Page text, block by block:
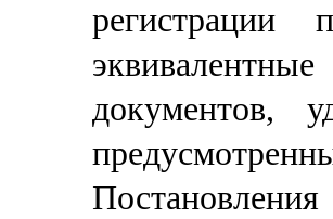
регистрации
документов,